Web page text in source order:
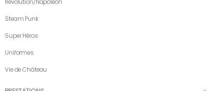
Révolution/Napoléon
Steam Punk
Super Héros
Uniformes
Vie de Château